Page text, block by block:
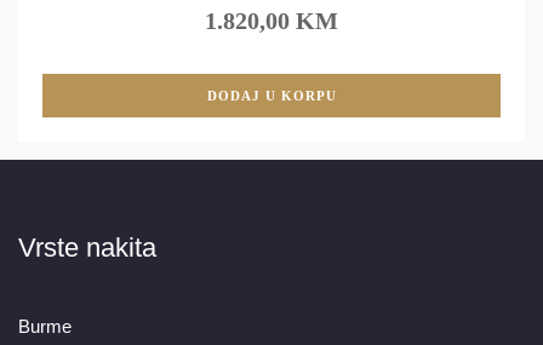
1.820,00 KM
DODAJ U KORPU
Vrste nakita
Burme